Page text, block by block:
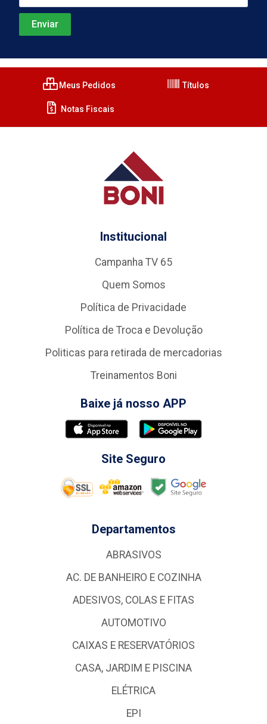
Meus Pedidos Títulos
Notas Fiscais
Institucional
Campanha TV 65
Quem Somos
Política de Privacidade
Política de Troca e Devolução
Politicas para retirada de mercadorias
Treinamentos Boni
Baixe já nosso APP
Site Seguro
Departamentos
ABRASIVOS
AC. DE BANHEIRO E COZINHA
ADESIVOS, COLAS E FITAS
AUTOMOTIVO
CAIXAS E RESERVATÓRIOS
CASA, JARDIM E PISCINA
ELÉTRICA
EPI